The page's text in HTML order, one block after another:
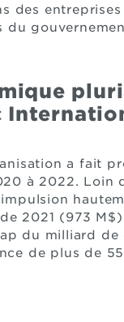
des
du
a fait
à 2022. Loin
2021 (973
du milliard de
de plus de